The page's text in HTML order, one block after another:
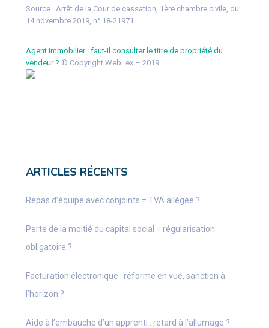
Source : Arrêt de la Cour de cassation, 1ère chambre civile, du
14 novembre 2019, n° 18-21971
Agent immobilier : faut-il consulter le titre de propriété du
vendeur ? © Copyright WebLex – 2019
ARTICLES RÉCENTS
Repas d’équipe avec conjoints = TVA allégée ?
Perte de la moitié du capital social = régularisation
obligatoire ?
Facturation électronique : réforme en vue, sanction à
l’horizon ?
Aide à l’embauche d’un apprenti : retard à l’allumage ?